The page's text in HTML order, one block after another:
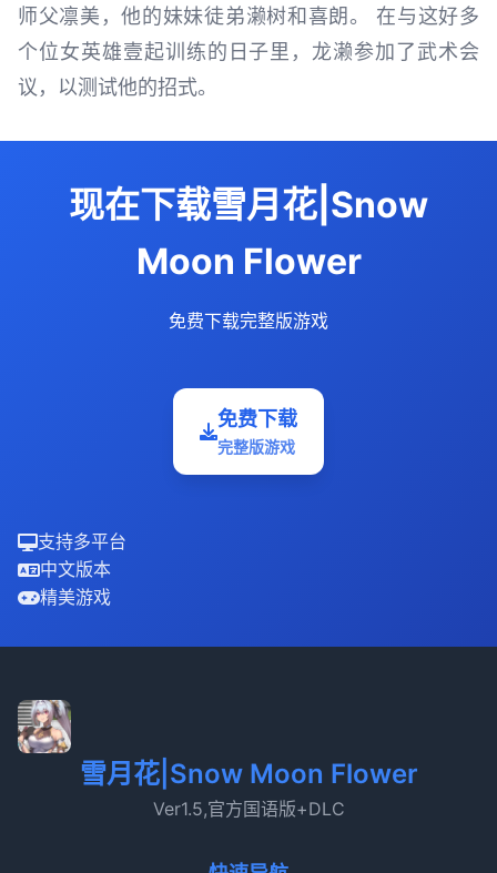
师父凛美，他的妹妹徒弟濑树和喜朗。 在与这好多
个位女英雄壹起训练的日子里，龙濑参加了武术会
议，以测试他的招式。
现在下载雪月花|Snow
Moon Flower
免费下载完整版游戏
免费下载
完整版游戏
支持多平台
中文版本
精美游戏
雪月花|Snow Moon Flower
Ver1.5,官方国语版+DLC